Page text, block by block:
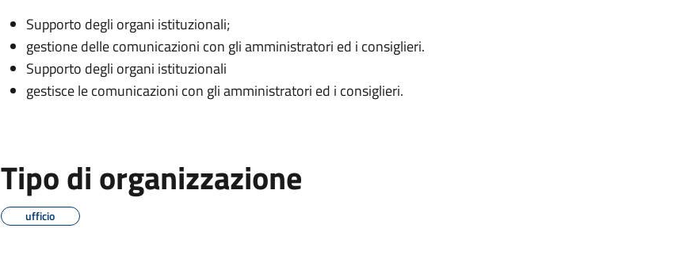
Supporto degli organi istituzionali;
gestione delle comunicazioni con gli amministratori ed i consiglieri.
Supporto degli organi istituzionali
gestisce le comunicazioni con gli amministratori ed i consiglieri.
Tipo di organizzazione
ufficio